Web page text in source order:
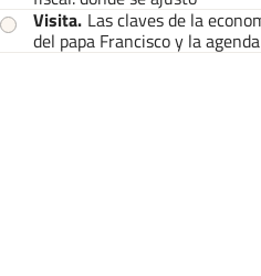
Visita. Las claves de la
del papa Francisco y la